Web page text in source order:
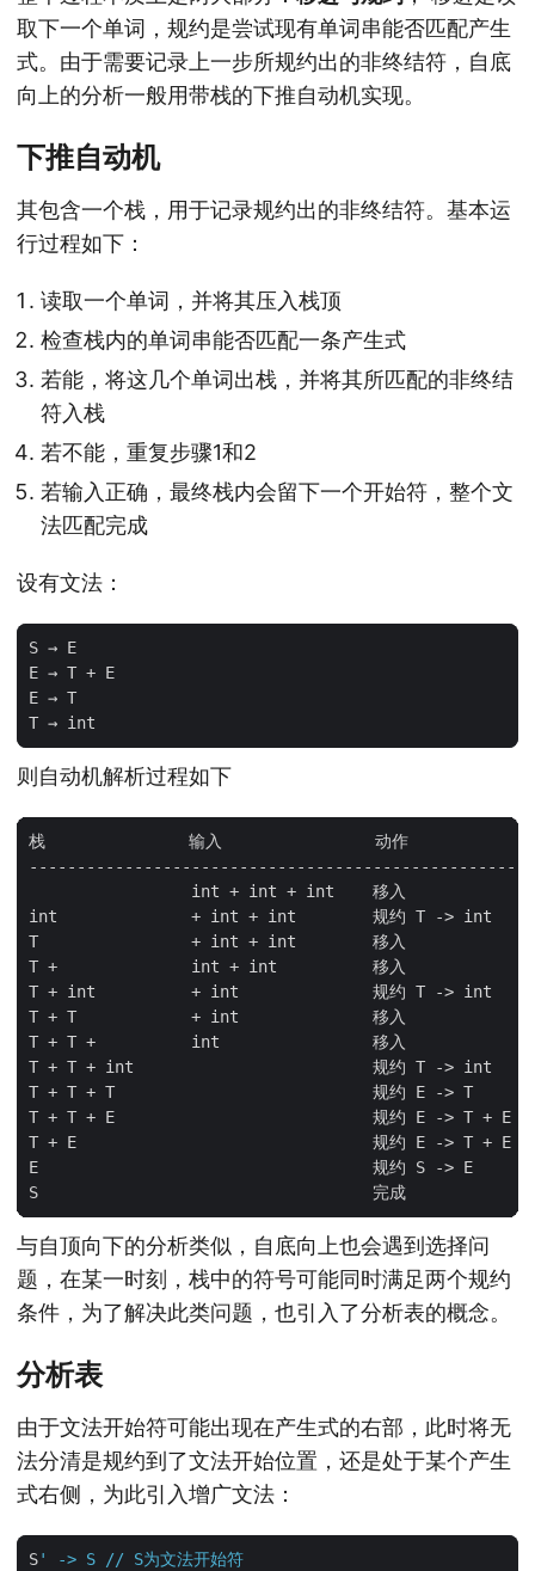
取下一个单词，规约是尝试现有单词串能否匹配产生
式。由于需要记录上一步所规约出的非终结符，自底
向上的分析一般用带栈的下推自动机实现。
下推自动机
其包含一个栈，用于记录规约出的非终结符。基本运
行过程如下：
读取一个单词，并将其压入栈顶
检查栈内的单词串能否匹配一条产生式
若能，将这几个单词出栈，并将其所匹配的非终结
符入栈
若不能，重复步骤1和2
若输入正确，最终栈内会留下一个开始符，整个文
法匹配完成
设有文法：
S → E
E → T + E
E → T
T → int
则自动机解析过程如下
栈 输入
动作
int + int + int
移入
int
+ int + int 规约 T -> int
T
+ int + int
移入
T + int + int
移入
T + int + int 规约 T -> int
T + T + int
移入
T + T + int
移入
T + T + int 规约 T -> int
T + T + T 规约 E -> T
T + T + E 规约 E -> T + E
T + E 规约 E -> T + E
E
规约 S -> E
S
完成
与自顶向下的分析类似，自底向上也会遇到选择问
题，在某一时刻，栈中的符号可能同时满足两个规约
条件，为了解决此类问题，也引入了分析表的概念。
分析表
由于文法开始符可能出现在产生式的右部，此时将无
法分清是规约到了文法开始位置，还是处于某个产生
式右侧，为此引入增广文法：
S' -> S